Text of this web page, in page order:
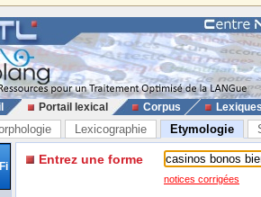
Portail lexical Corpus
Lexicographie Etymologie
Entrez une forme
notices corrigées